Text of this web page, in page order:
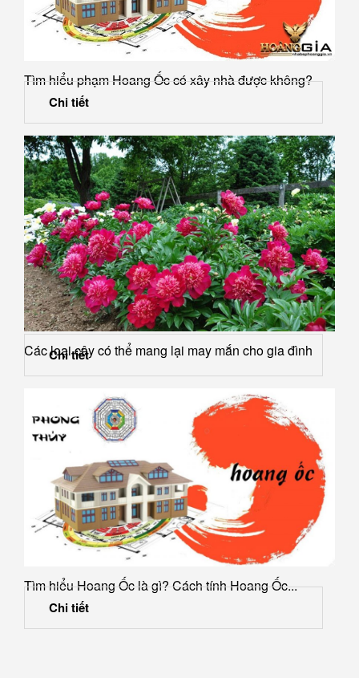
Tìm hiểu phạm Hoang Ốc có xây nhà được không?
Chi tiết
Các loại cây có thể mang lại may mắn cho gia đình
Chi tiết
Tìm hiểu Hoang Ốc là gì? Cách tính Hoang Ốc...
Chi tiết